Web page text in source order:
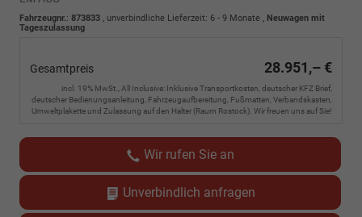
Fahrzeugnr.: 873833 , unverbindliche Lieferzeit: 6 - 9 Monate , Neuwagen mit
Tageszulassung
Gesamtpreis 28.951,– €
incl. 19% MwSt., All Inclusive: Inklusive Transportkosten, deutscher KFZ Brief,
deutscher Bedienungsanleitung, Fahrzeugaufbereitung, Fußmatten, Verbandskasten,
Umweltplakette und Zulassung auf den Halter (Raum Rostock). Wir freuen uns auf Sie!
Wir rufen Sie an
Unverbindlich anfragen